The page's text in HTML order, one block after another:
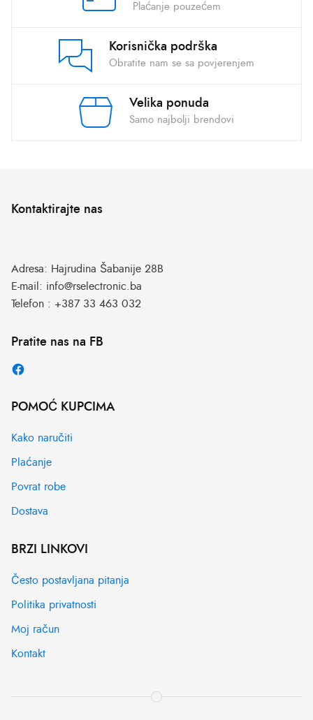
Plaćanje pouzećem
Korisnička podrška
Obratite nam se sa povjerenjem
Velika ponuda
Samo najbolji brendovi
Kontaktirajte nas
Adresa: Hajrudina Šabanije 28B
E-mail: info@rselectronic.ba
Telefon : +387 33 463 032
Pratite nas na FB
POMOĆ KUPCIMA
Kako naručiti
Plaćanje
Povrat robe
Dostava
BRZI LINKOVI
Često postavljana pitanja
Politika privatnosti
Moj račun
Kontakt